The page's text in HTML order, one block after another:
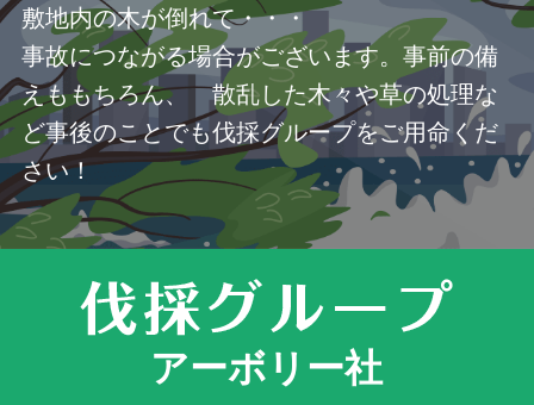
敷地内の木が倒れて・・・
事故につながる場合がございます。事前の備
えももちろん、 散乱した木々や草の処理な
ど事後のことでも伐採グループをご用命くだ
さい！
アーボリー社